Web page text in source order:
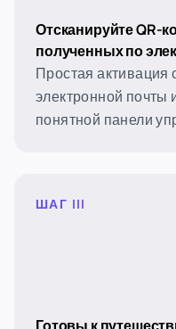
Отсканируйте QR-
полученных по
Простая
электронной почты
понятной панели
ШАГ III